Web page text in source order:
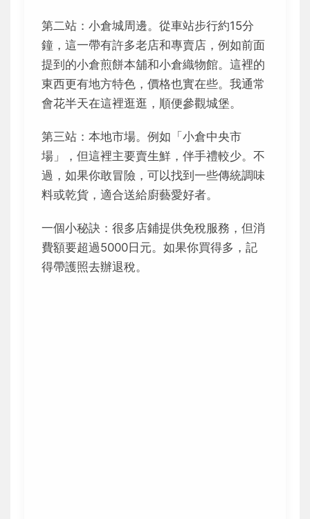
第二站：小倉城周邊。從車站步行約15分
鐘，這一帶有許多老店和專賣店，例如前面
提到的小倉煎餅本舖和小倉織物館。這裡的
東西更有地方特色，價格也實在些。我通常
會花半天在這裡逛逛，順便參觀城堡。
第三站：本地市場。例如「小倉中央市
場」，但這裡主要賣生鮮，伴手禮較少。不
過，如果你敢冒險，可以找到一些傳統調味
料或乾貨，適合送給廚藝愛好者。
一個小秘訣：很多店鋪提供免稅服務，但消
費額要超過5000日元。如果你買得多，記
得帶護照去辦退稅。